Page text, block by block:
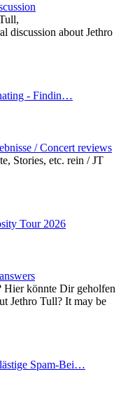
discussion about Jethro
- Findin…
/ Concert reviews
Stories, etc. rein / JT
Tour 2026
Hier könnte Dir geholfen
Jethro Tull? It may be
Spam-Bei…